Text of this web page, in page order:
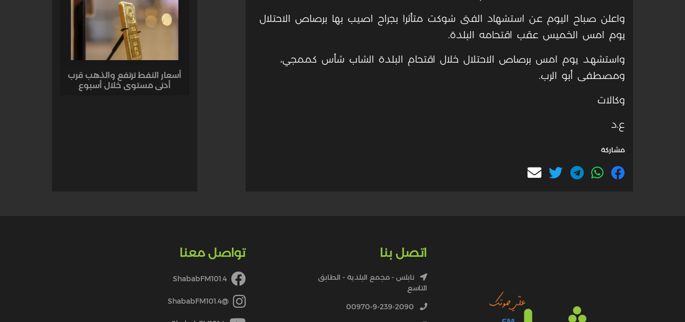
واعلن صباح اليوم عن استشهاد الفتى شوكت متأثرا بجراح اصيب بها برصاص الاحتلال
يوم امس الخميس عقب اقتحامه البلدة.
واستشهد يوم امس برصاص الاحتلال خلال اقتحام البلدة الشاب شأس كممجي،
ومصطفى أبو الرب.
وكالات
ع.د
مشاركة
أسعار النفط ترتفع والذهب قرب
أدنى مستوى خلال أسبوع
اتصل بنا
نابلس - مجمع البلدية - الطابق
التاسع
00970-9-239-2090
تواصل معنا
ShababFM101.4
@ShababFM101.4